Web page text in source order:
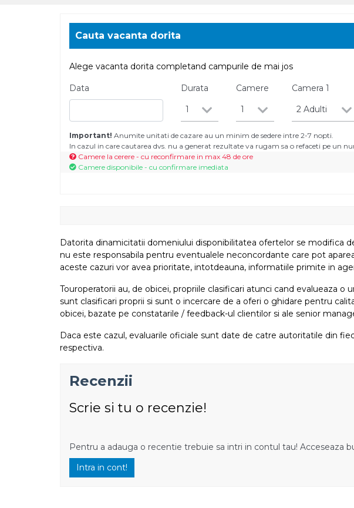
Cauta vacanta dorita
Alege vacanta dorita completand campurile de mai jos
Data
Durata
1
Camere
1
Camera1
2 Adulti
Important! Anumite unitati de cazare au un minim de sedere intre 2-7 nopti.
In cazul in care cautarea dvs. nu a generat rezultate va rugam sa o refaceti pe un
Camere la cerere - cu reconfirmare in max 48 de ore
Camere disponibile - cu confirmare imediata
Datorita dinamicitatii domeniului disponibilitatea ofertelor se modifica
nu este responsabila pentru eventualele neconcordante care pot
aceste cazuri vor avea prioritate, intotdeauna, informatiile primite in
Touroperatorii au, de obicei, propriile clasificari atunci cand evalueaza
sunt clasificari proprii si sunt o incercare de a oferi o ghidare pentru
obicei, bazate pe constatarile / feedback-ul clientilor si ale senior
Daca este cazul, evaluarile oficiale sunt date de catre autoritatile din
respectiva.
Recenzii
Scrie si tu o recenzie!
Pentru a adauga o recentie trebuie sa intri in contul tau! Acceseaza
Intra in cont!